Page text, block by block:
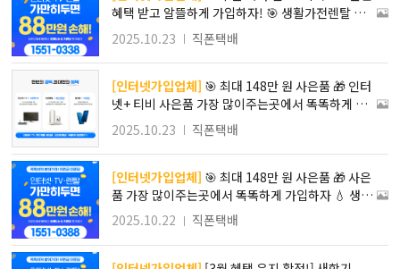
혜택 받고 알뜰하게 가입하자! 🎯 생활가전렌탈 공
기청청기렌탈할인 정수기렌탈사은품 정수기렌탈저
렴한곳 정수기렌탈비교 TV렌탈가격 가정비좋은가
전렌탈 가전렌탈사은품많이주는곳
2025.10.23 직폰택배
[인터넷가입업체]
넷+ 티비 사은품 가장 많이주는곳에서 똑똑하게 가
입하자!! / 현금사은품 최대지원! 타사보다 무조건
더! SK KT LG 인터넷가입
2025.10.23 직폰택배
[인터넷가입업체]
품 가장 많이주는곳에서 똑똑하게 가입하자 💧 생활
가전·정수기·공기청정기·비데 렌탈 무상설치+관리
비0원 프로모션 진행중!
2025.10.22 직폰택배